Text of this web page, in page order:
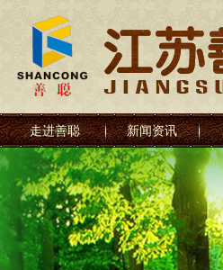
走进善聪 新闻资讯